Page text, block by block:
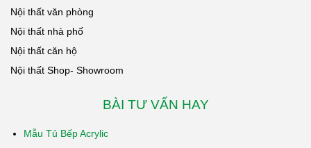
hàng theo đúng
quy định của
công ty.
Nội thất văn phòng
Nội thất nhà phố
Nội thất căn hộ
Nội thất Shop- Showroom
BÀI TƯ VẤN HAY
Mẫu Tủ Bếp Acrylic